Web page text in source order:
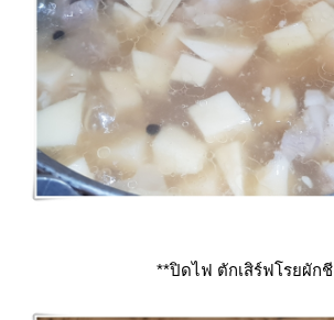
**ปิดไฟ ตักเสิร์ฟโรยผักชี